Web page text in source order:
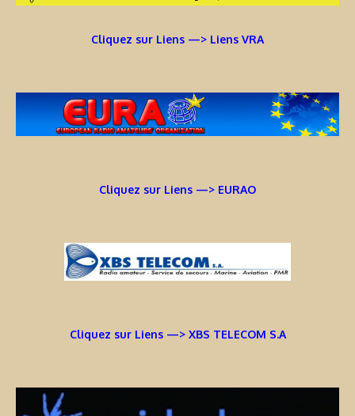
Cliquez sur Liens —> Liens VRA
Cliquez sur Liens —> EURAO
Cliquez sur Liens —> XBS TELECOM S.A